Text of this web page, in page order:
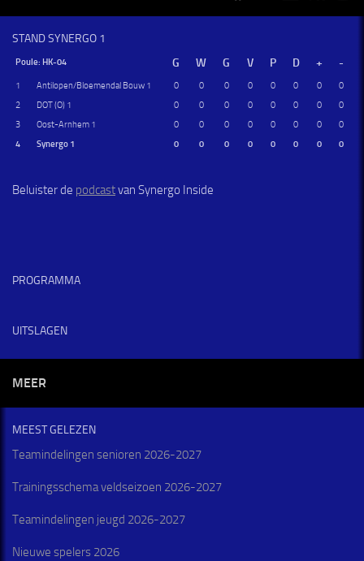
STAND SYNERGO 1
Poule: HK-04
1 Antilopen/Bloemendal Bouw 1 0 0 0 0 0 0 0
0
2
DOT (O) 1 0 0 0 0 0 0 0
0
3
Oost-Arnhem 1 0 0 0 0 0 0 0
0
4
Synergo 1 0 0 0 0 0 0 0 0
Beluister de podcastvan Synergo Inside
PROGRAMMA
UITSLAGEN
MEER
MEEST GELEZEN
Teamindelingen senioren 2026-2027
Trainingsschema veldseizoen 2026-2027
Teamindelingen jeugd 2026-2027
Nieuwe spelers 2026